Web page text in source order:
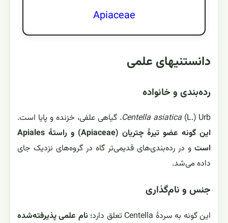
Apiaceae
دانستنیهای علمی
رده‌بندی و خانواده
Centella asiatica (L.) Urb. گیاهی علفی، خزنده و پایا است.
این گونه عضو تیرهٔ چتریان (Apiaceae) و راستهٔ Apiales
استو در رده‌بندی‌های قدیمی‌تر گاه در گروه‌های نزدیک جای
داده می‌شد.
جنس و نام‌گذاری
این گونه به سردهٔ Centella تعلق دارد؛
نام علمی پذیرفته‌شده